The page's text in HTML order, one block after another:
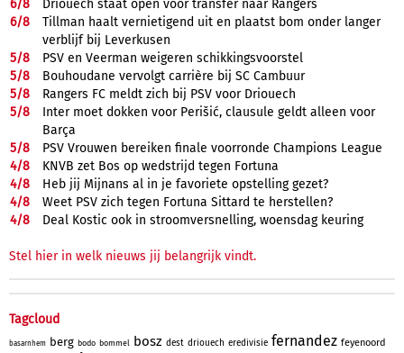
6/8
Driouech staat open voor transfer naar Rangers
6/8
Tillman haalt vernietigend uit en plaatst bom onder langer
verblijf bij Leverkusen
5/8
PSV en Veerman weigeren schikkingsvoorstel
5/8
Bouhoudane vervolgt carrière bij SC Cambuur
5/8
Rangers FC meldt zich bij PSV voor Driouech
5/8
Inter moet dokken voor Perišić, clausule geldt alleen voor
Barça
5/8
PSV Vrouwen bereiken finale voorronde Champions League
4/8
KNVB zet Bos op wedstrijd tegen Fortuna
4/8
Heb jij Mijnans al in je favoriete opstelling gezet?
4/8
Weet PSV zich tegen Fortuna Sittard te herstellen?
4/8 Deal Kostic ook in stroomversnelling, woensdag keuring
Stel hier in welk nieuws jij belangrijk vindt.
Tagcloud
basarnhem berg bodo bommel bosz dest driouech eredivisie fernandez feyenoord